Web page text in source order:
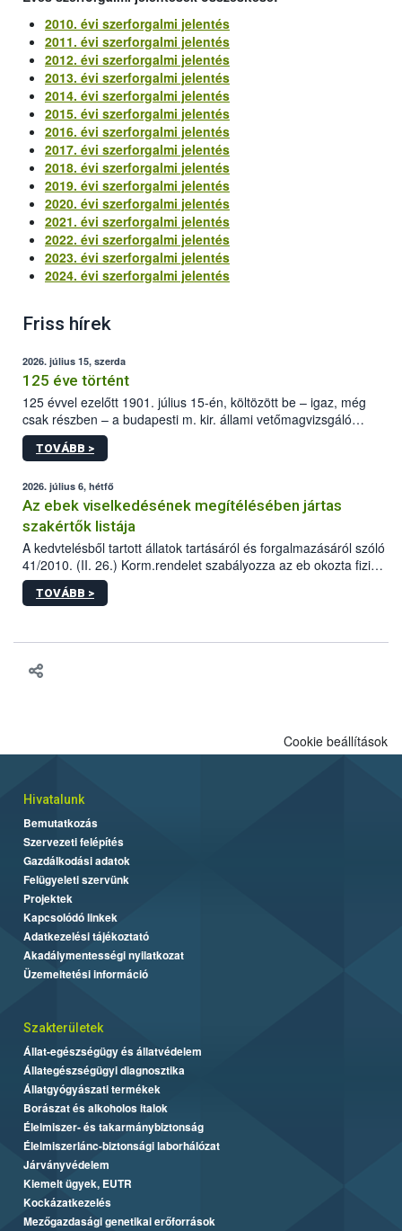
2010. évi szerforgalmi jelentés
2011. évi szerforgalmi jelentés
2012. évi szerforgalmi jelentés
2013. évi szerforgalmi jelentés
2014. évi szerforgalmi jelentés
2015. évi szerforgalmi jelentés
2016. évi szerforgalmi jelentés
2017. évi szerforgalmi jelentés
2018. évi szerforgalmi jelentés
2019. évi szerforgalmi jelentés
2020. évi szerforgalmi jelentés
2021. évi szerforgalmi jelentés
2022. évi szerforgalmi jelentés
2023. évi szerforgalmi jelentés
2024. évi szerforgalmi jelentés
Friss hírek
2026. július 15, szerda
125 éve történt
125 évvel ezelőtt 1901. július 15-én, költözött be – igaz, még
csak részben – a budapesti m. kir. állami vetőmagvizsgáló
állomás a Kis Rókus utca 15. szám alatti, Czigler Győző által
tervezett új épületébe.
TOVÁBB >
2026. július 6, hétfő
Az ebek viselkedésének megítélésében jártas
szakértők listája
A kedvtelésből tartott állatok tartásáról és forgalmazásáról szóló
41/2010. (II. 26.) Korm.rendelet szabályozza az eb okozta fizikai
sérülés, illetve ennek veszélye keletkezésekor felmerülő
hatósági feladatokat, valamint a veszélyes eb tartását és annak
TOVÁBB >
Cookie beállítások
Hivatalunk
Bemutatkozás
Szervezeti felépítés
Gazdálkodási adatok
Felügyeleti szervünk
Projektek
Kapcsolódó linkek
Adatkezelési tájékoztató
Akadálymentességi nyilatkozat
Üzemeltetési információ
Szakterületek
Állat-egészségügy és állatvédelem
Állategészségügyi diagnosztika
Állatgyógyászati termékek
Borászat és alkoholos italok
Élelmiszer- és takarmánybiztonság
Élelmiszerlánc-biztonsági laborhálózat
Járványvédelem
Kiemelt ügyek, EUTR
Kockázatkezelés
Mezőgazdasági genetikai erőforrások